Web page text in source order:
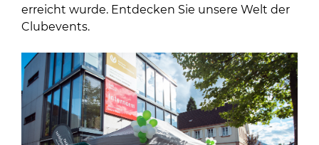
erreicht wurde. Entdecken Sie unsere Welt der
Clubevents.